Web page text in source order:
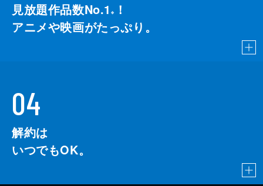
見放題作品数No.1 ※
！
アニメや映画がたっぷり。
04
解約は
いつでもOK。